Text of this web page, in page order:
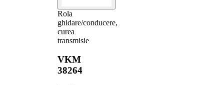
Rola
ghidare/conducere,
curea
transmisie
VKM
38264